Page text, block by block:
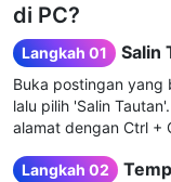
di PC?
Langkah 01 Salin
Buka postingan
lalu pilih 'Salin
alamat dengan Ctrl +
Langkah 02